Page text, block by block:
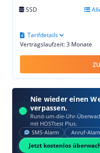
SSD
Vertragslaufzeit: 3 Monate
Tarifdetails
Nie wieder einen
verpassen.
Rund-um-die-Uhr-
mit HOSTtest Plus.
SMS‑Alarm
Jetzt kostenlos